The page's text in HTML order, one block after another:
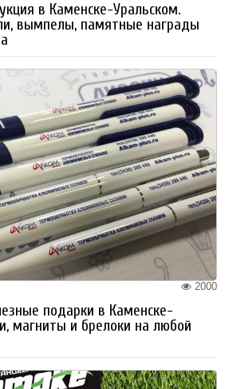
в Каменске-Уральском.
вымпелы, памятные награды
2000
подарки в Каменске-
магниты и брелоки на любой